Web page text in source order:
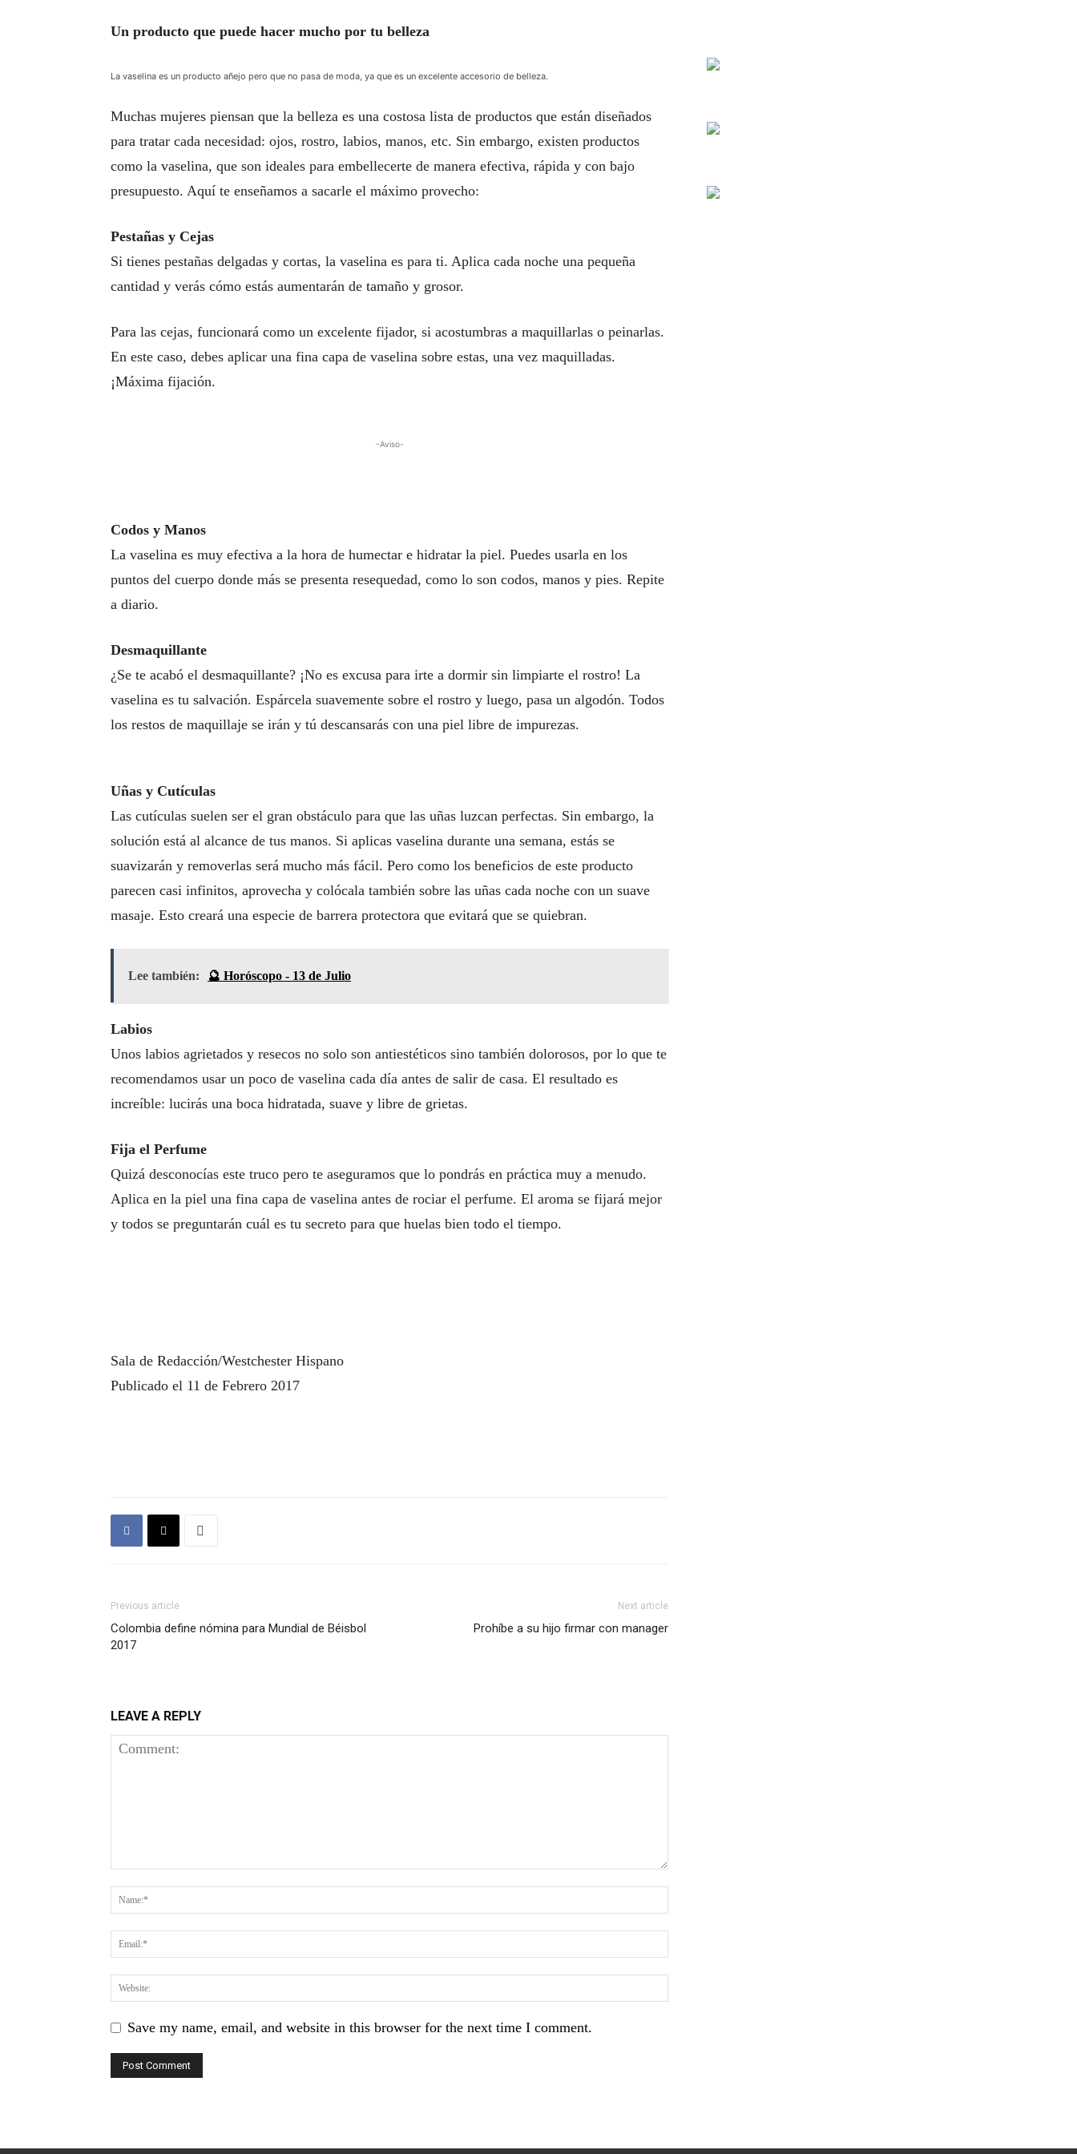
Un producto que puede hacer mucho por tu belleza
La vaselina es un producto añejo pero que no pasa de moda, ya que es un excelente accesorio de belleza.
Muchas mujeres piensan que la belleza es una costosa lista de productos que están diseñados
para tratar cada necesidad: ojos, rostro, labios, manos, etc. Sin embargo, existen productos
como la vaselina, que son ideales para embellecerte de manera efectiva, rápida y con bajo
presupuesto. Aquí te enseñamos a sacarle el máximo provecho:
Pestañas y Cejas
Si tienes pestañas delgadas y cortas, la vaselina es para ti. Aplica cada noche una pequeña
cantidad y verás cómo estás aumentarán de tamaño y grosor.
Para las cejas, funcionará como un excelente fijador, si acostumbras a maquillarlas o peinarlas.
En este caso, debes aplicar una fina capa de vaselina sobre estas, una vez maquilladas.
¡Máxima fijación.
-Aviso-
Codos y Manos
La vaselina es muy efectiva a la hora de humectar e hidratar la piel. Puedes usarla en los
puntos del cuerpo donde más se presenta resequedad, como lo son codos, manos y pies. Repite
a diario.
Desmaquillante
¿Se te acabó el desmaquillante? ¡No es excusa para irte a dormir sin limpiarte el rostro! La
vaselina es tu salvación. Espárcela suavemente sobre el rostro y luego, pasa un algodón. Todos
los restos de maquillaje se irán y tú descansarás con una piel libre de impurezas.
Uñas y Cutículas
Las cutículas suelen ser el gran obstáculo para que las uñas luzcan perfectas. Sin embargo, la
solución está al alcance de tus manos. Si aplicas vaselina durante una semana, estás se
suavizarán y removerlas será mucho más fácil. Pero como los beneficios de este producto
parecen casi infinitos, aprovecha y colócala también sobre las uñas cada noche con un suave
masaje. Esto creará una especie de barrera protectora que evitará que se quiebran.
Lee también: 🔮 Horóscopo - 13 de Julio
Labios
Unos labios agrietados y resecos no solo son antiestéticos sino también dolorosos, por lo que te
recomendamos usar un poco de vaselina cada día antes de salir de casa. El resultado es
increíble: lucirás una boca hidratada, suave y libre de grietas.
Fija el Perfume
Quizá desconocías este truco pero te aseguramos que lo pondrás en práctica muy a menudo.
Aplica en la piel una fina capa de vaselina antes de rociar el perfume. El aroma se fijará mejor
y todos se preguntarán cuál es tu secreto para que huelas bien todo el tiempo.
Sala de Redacción/Westchester Hispano
Publicado el 11 de Febrero 2017
Previous article
Colombia define nómina para Mundial de Béisbol
2017
Next article
Prohíbe a su hijo firmar con manager
LEAVE A REPLY
Save my name, email, and website in this browser for the next time I comment.